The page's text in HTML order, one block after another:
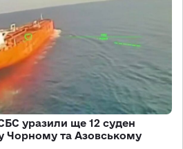
уразили ще 12 суден
Чорному та Азовському